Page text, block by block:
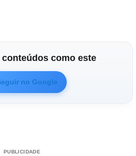
conteúdos como este
no Google
PUBLICIDADE